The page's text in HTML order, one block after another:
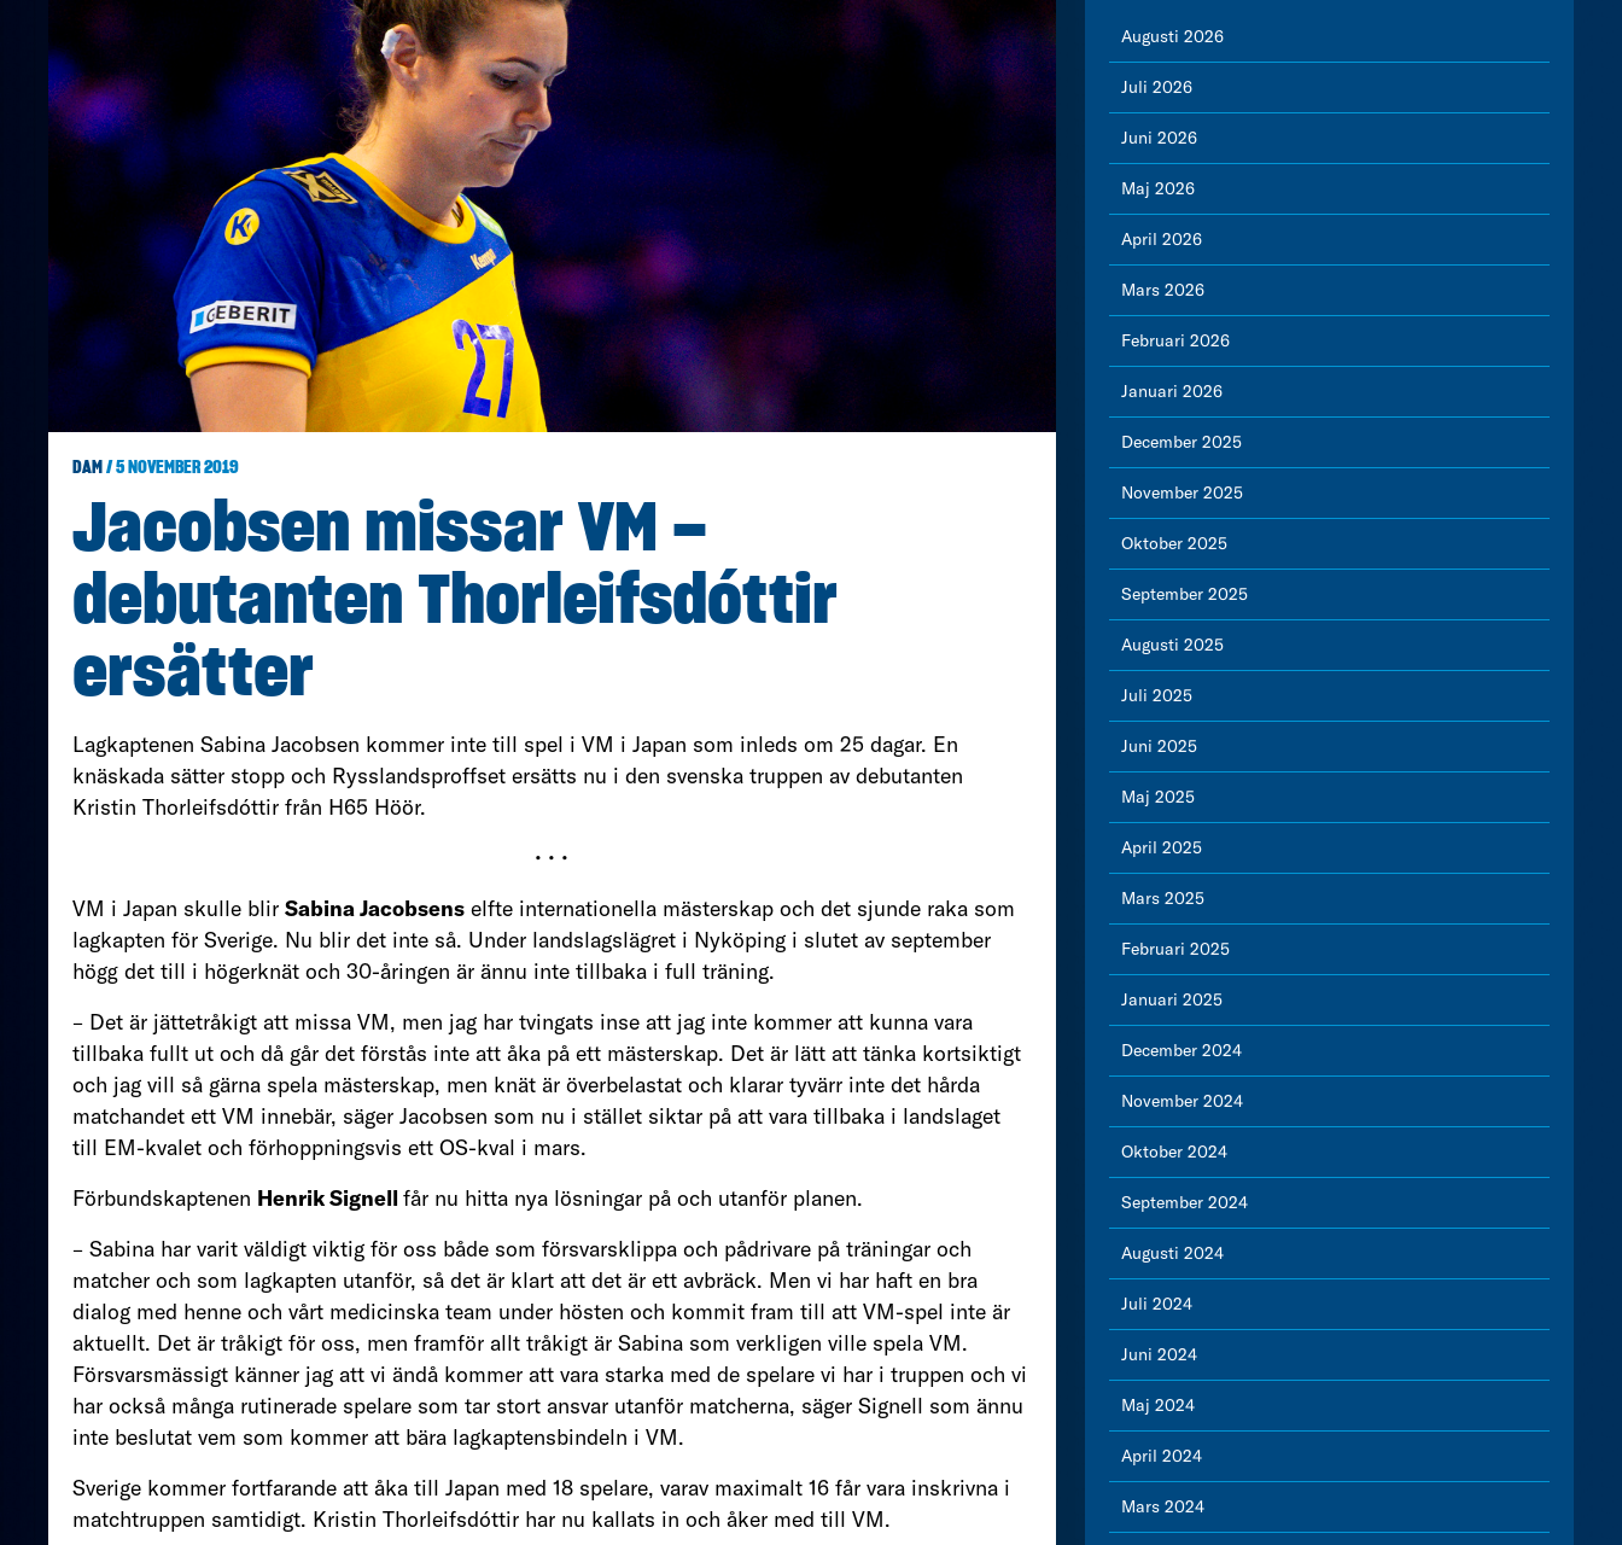
DAM / 5 NOVEMBER 2019
Jacobsen missar VM –
debutanten Thorleifsdóttir
ersätter
Lagkaptenen Sabina Jacobsen kommer inte till spel i VM i Japan som inleds om 25 dagar. En
knäskada sätter stopp och Rysslandsproffset ersätts nu i den svenska truppen av debutanten
Kristin Thorleifsdóttir från H65 Höör.
• • •
VM i Japan skulle blir Sabina Jacobsens elfte internationella mästerskap och det sjunde raka som
lagkapten för Sverige. Nu blir det inte så. Under landslagslägret i Nyköping i slutet av september
högg det till i högerknät och 30-åringen är ännu inte tillbaka i full träning.
– Det är jättetråkigt att missa VM, men jag har tvingats inse att jag inte kommer att kunna vara
tillbaka fullt ut och då går det förstås inte att åka på ett mästerskap. Det är lätt att tänka kortsiktigt
och jag vill så gärna spela mästerskap, men knät är överbelastat och klarar tyvärr inte det hårda
matchandet ett VM innebär, säger Jacobsen som nu i stället siktar på att vara tillbaka i landslaget
till EM-kvalet och förhoppningsvis ett OS-kval i mars.
Förbundskaptenen Henrik Signell får nu hitta nya lösningar på och utanför planen.
– Sabina har varit väldigt viktig för oss både som försvarsklippa och pådrivare på träningar och
matcher och som lagkapten utanför, så det är klart att det är ett avbräck. Men vi har haft en bra
dialog med henne och vårt medicinska team under hösten och kommit fram till att VM-spel inte är
aktuellt. Det är tråkigt för oss, men framför allt tråkigt är Sabina som verkligen ville spela VM.
Försvarsmässigt känner jag att vi ändå kommer att vara starka med de spelare vi har i truppen och vi
har också många rutinerade spelare som tar stort ansvar utanför matcherna, säger Signell som ännu
inte beslutat vem som kommer att bära lagkaptensbindeln i VM.
Sverige kommer fortfarande att åka till Japan med 18 spelare, varav maximalt 16 får vara inskrivna i
matchtruppen samtidigt. Kristin Thorleifsdóttir har nu kallats in och åker med till VM.
Augusti 2026
Juli 2026
Juni 2026
Maj 2026
April 2026
Mars 2026
Februari 2026
Januari 2026
December 2025
November 2025
Oktober 2025
September 2025
Augusti 2025
Juli 2025
Juni 2025
Maj 2025
April 2025
Mars 2025
Februari 2025
Januari 2025
December 2024
November 2024
Oktober 2024
September 2024
Augusti 2024
Juli 2024
Juni 2024
Maj 2024
April 2024
Mars 2024